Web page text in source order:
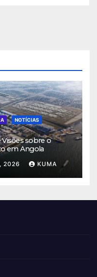
NOTÍCIAS
Visões sobre o
em Angola
2026 KUMA